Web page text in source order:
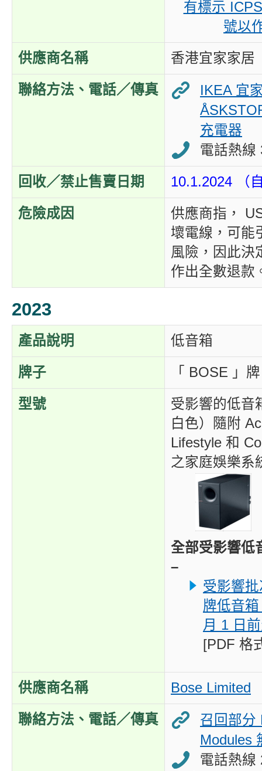
有標示
號以
供應商名稱 香港宜家家居
聯絡方法、電話／傳真
IKEA 宜
充電器
電話熱線
回收／禁止售賣日期 10.1.2024 （
危險成因
供應商指，
壞電線，可能
風險，因此決
作出全數退款
2023
產品說明 低音箱
牌子 「 BOSE 」牌
型號
受影響的低音
白色）隨附
Lifestyle 和
之家庭娛樂系
全部受影響低
–
受影響
牌低音
月 1 日
[PDF 格
供應商名稱 Bose Limited
聯絡方法、電話／傳真
召回部分
Modules
電話熱線